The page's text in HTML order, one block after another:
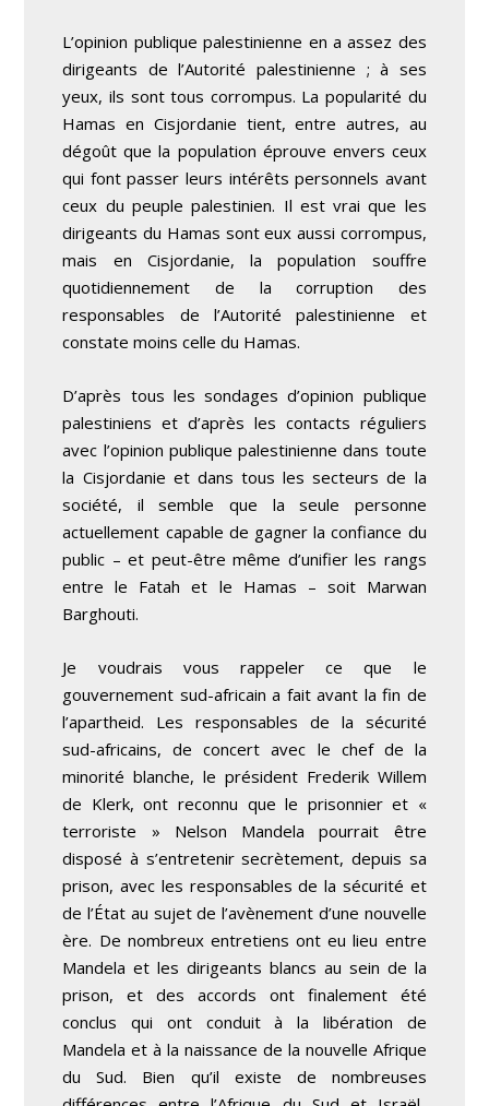
L’opinion publique palestinienne en a assez des
dirigeants de l’Autorité palestinienne ; à ses
yeux, ils sont tous corrompus. La popularité du
Hamas en Cisjordanie tient, entre autres, au
dégoût que la population éprouve envers ceux
qui font passer leurs intérêts personnels avant
ceux du peuple palestinien. Il est vrai que les
dirigeants du Hamas sont eux aussi corrompus,
mais en Cisjordanie, la population souffre
quotidiennement de la corruption des
responsables de l’Autorité palestinienne et
constate moins celle du Hamas.
D’après tous les sondages d’opinion publique
palestiniens et d’après les contacts réguliers
avec l’opinion publique palestinienne dans toute
la Cisjordanie et dans tous les secteurs de la
société, il semble que la seule personne
actuellement capable de gagner la confiance du
public – et peut-être même d’unifier les rangs
entre le Fatah et le Hamas – soit Marwan
Barghouti.
Je voudrais vous rappeler ce que le
gouvernement sud-africain a fait avant la fin de
l’apartheid. Les responsables de la sécurité
sud-africains, de concert avec le chef de la
minorité blanche, le président Frederik Willem
de Klerk, ont reconnu que le prisonnier et «
terroriste » Nelson Mandela pourrait être
disposé à s’entretenir secrètement, depuis sa
prison, avec les responsables de la sécurité et
de l’État au sujet de l’avènement d’une nouvelle
ère. De nombreux entretiens ont eu lieu entre
Mandela et les dirigeants blancs au sein de la
prison, et des accords ont finalement été
conclus qui ont conduit à la libération de
Mandela et à la naissance de la nouvelle Afrique
du Sud. Bien qu’il existe de nombreuses